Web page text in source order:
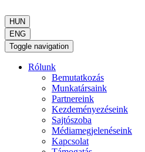
HUN
ENG
Toggle navigation
Rólunk
Bemutatkozás
Munkatársaink
Partnereink
Kezdeményezéseink
Sajtószoba
Médiamegjelenéseink
Kapcsolat